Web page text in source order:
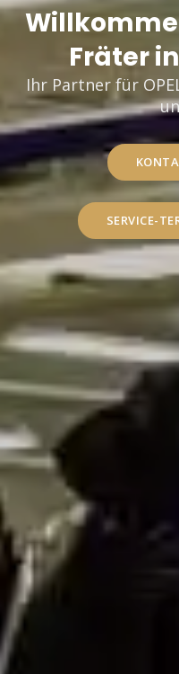
Fräter in
Ihr Partner für
SERVICE-